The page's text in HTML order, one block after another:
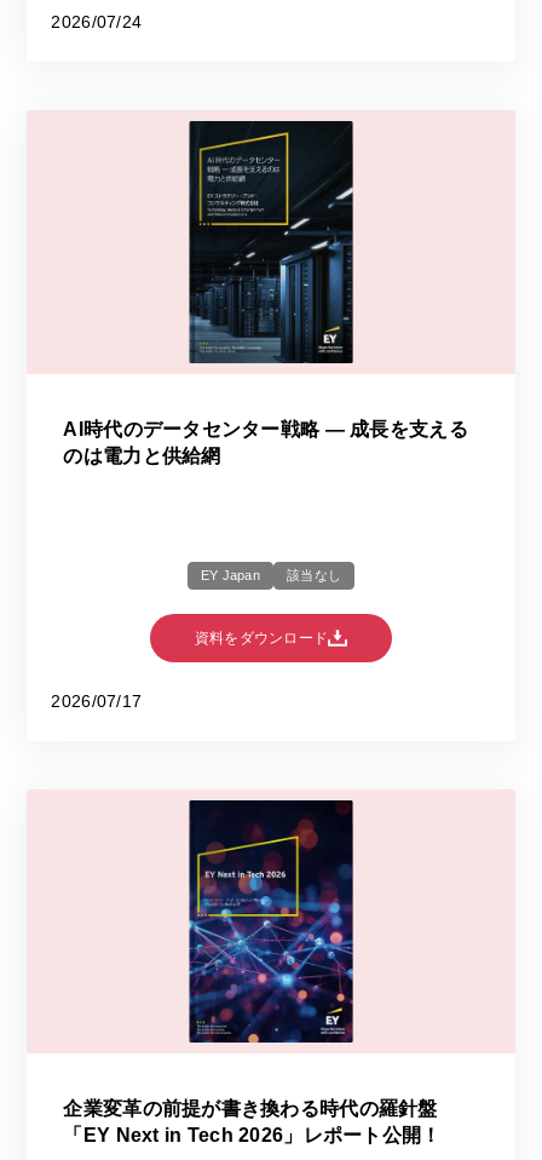
2026/07/24
AI時代のデータセンター戦略 ― 成長を支える
のは電力と供給網
EY Japan 該当なし
資料をダウンロード
2026/07/17
企業変革の前提が書き換わる時代の羅針盤
「EY Next in Tech 2026」レポート公開！